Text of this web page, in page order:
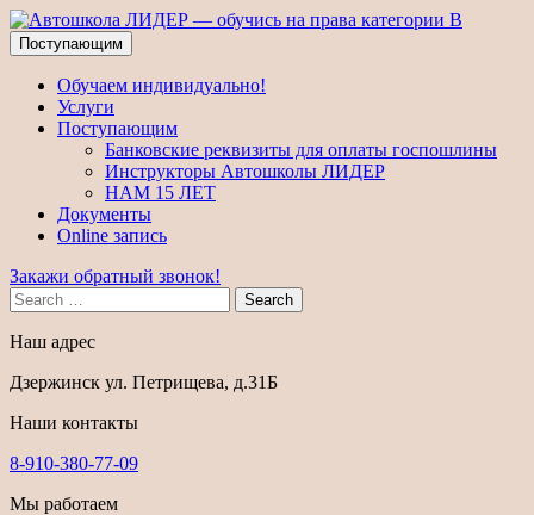
Поступающим
Обучаем индивидуально!
Услуги
Поступающим
Банковские реквизиты для оплаты госпошлины
Инструкторы Автошколы ЛИДЕР
НАМ 15 ЛЕТ
Документы
Online запись
Закажи обратный звонок!
Search
Наш адрес
Дзержинск ул. Петрищева, д.31Б
Наши контакты
8-910-380-77-09
Мы работаем